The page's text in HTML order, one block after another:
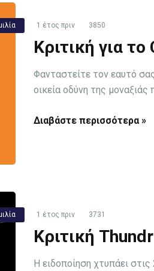
1 έτος πριν 3850
Κριτική για
Φανταστείτε τον εαυτό
οικεία οδύνη της μοναξιάς
Διαβάστε περισσότερα »
1 έτος πριν 3731
Κριτική Thundr
Η ειδοποίηση χτυπάει